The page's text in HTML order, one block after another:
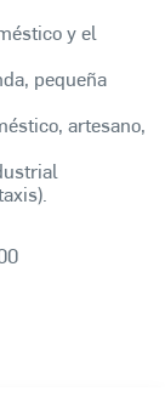
y el
pequeña
artesano,